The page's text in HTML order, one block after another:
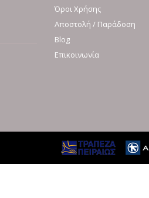
Όροι Χρήσης
Αποστολή / Παράδοση
Blog
Επικοινωνία